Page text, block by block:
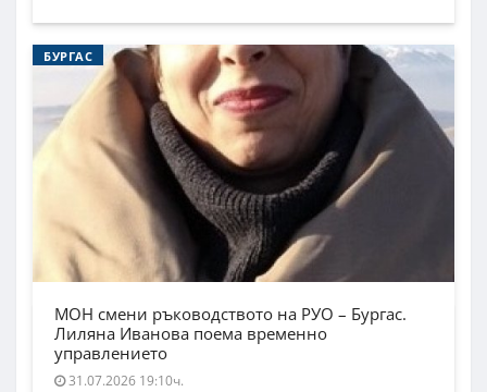
БУРГАС
МОН смени ръководството на РУО – Бургас.
Лиляна Иванова поема временно
управлението
31.07.2026 19:10ч.